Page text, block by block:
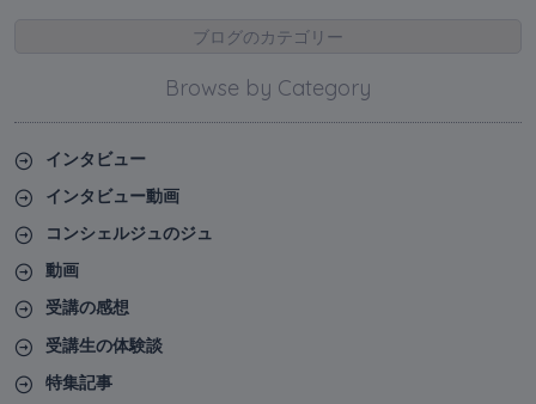
ブログのカテゴリー
Browse by Category
インタビュー
インタビュー動画
コンシェルジュのジュ
動画
受講の感想
受講生の体験談
特集記事